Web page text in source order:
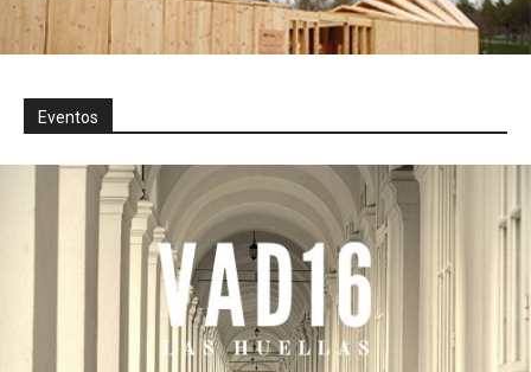
Eventos